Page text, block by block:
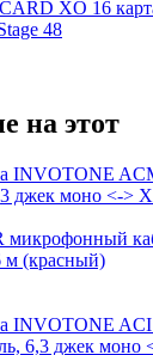
XO 16
48
на этот
м (красный)